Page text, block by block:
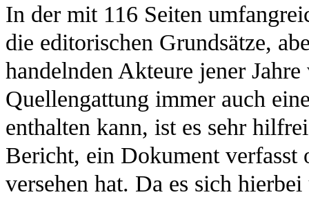
In der mit 116 Seiten
die editorischen Grundsätze,
handelnden Akteure jener
Quellengattung immer auch
enthalten kann, ist es sehr
Bericht, ein Dokument
versehen hat. Da es sich